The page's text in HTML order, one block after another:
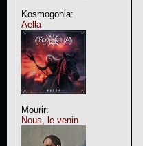
Kosmogonia:
Aella
Mourir:
Nous, le venin